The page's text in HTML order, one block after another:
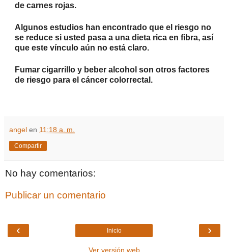
de carnes rojas.
Algunos estudios han encontrado que el riesgo no
se reduce si usted pasa a una dieta rica en fibra, así
que este vínculo aún no está claro.
Fumar cigarrillo y beber alcohol son otros factores
de riesgo para el cáncer colorrectal.
angel en 11:18 a. m.
Compartir
No hay comentarios:
Publicar un comentario
‹ ›
Inicio
Ver versión web